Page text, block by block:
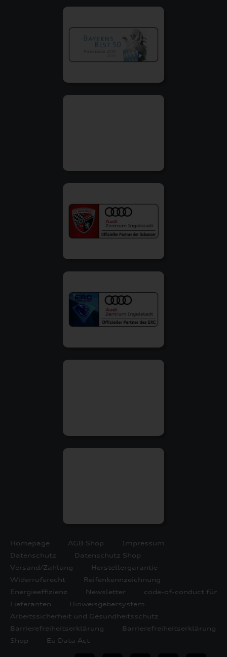
Homepage AGB Shop
Impressum
Datenschutz
Datenschutz Shop
Versand/Zahlung
Herstellergarantie
Widerrufsrecht
Reifenkennzeichnung
Energieeffizienz
Newsletter
code-of-conduct für
Lieferanten
Hinweisgebersystem
Arbeitssicherheit und Gesundheitsschutz
Barrierefreiheitserklärung
Barrierefreiheitserklärung
Shop
Eu Data Act